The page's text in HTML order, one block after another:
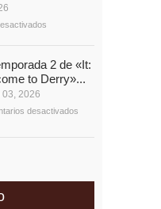
2 de «It:
to Derry»...
03, 2026
desactivados